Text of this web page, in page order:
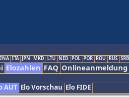
INA ITA JPN MKD LTU NED POL POR ROU RUS SRB
Elozahlen FAQ Onlineanmeldung
AUT Elo Vorschau Elo FIDE